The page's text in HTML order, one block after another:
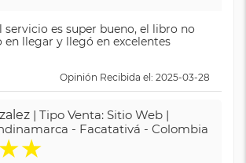
servicio es super bueno, el libro no
llegar y llegó en excelentes
Opinión Recibida el: 2025-03-28
| Tipo Venta: Sitio Web |
- Facatativá - Colombia
★★